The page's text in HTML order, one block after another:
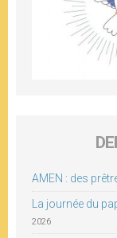
AMEN : des
La journée du
2026